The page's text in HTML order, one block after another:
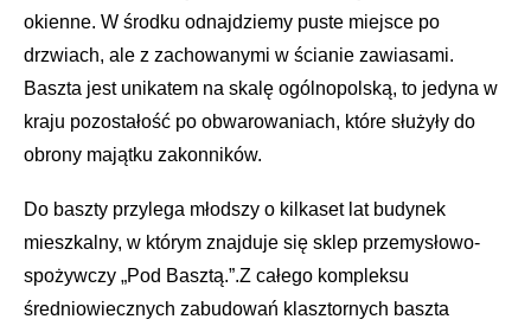
okienne. W środku odnajdziemy puste miejsce po
drzwiach, ale z zachowanymi w ścianie zawiasami.
Baszta jest unikatem na skalę ogólnopolską, to jedyna w
kraju pozostałość po obwarowaniach, które służyły do
obrony majątku zakonników.
Do baszty przylega młodszy o kilkaset lat budynek
mieszkalny, w którym znajduje się sklep przemysłowo-
spożywczy „Pod Basztą.”.Z całego kompleksu
średniowiecznych zabudowań klasztornych baszta